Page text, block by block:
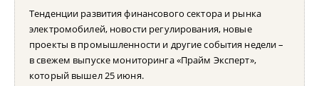
Тенденции развития финансового сектора и рынка
электромобилей, новости регулирования, новые
проекты в промышленности и другие события недели –
в свежем выпуске мониторинга «Прайм Эксперт»,
который вышел 25 июня.